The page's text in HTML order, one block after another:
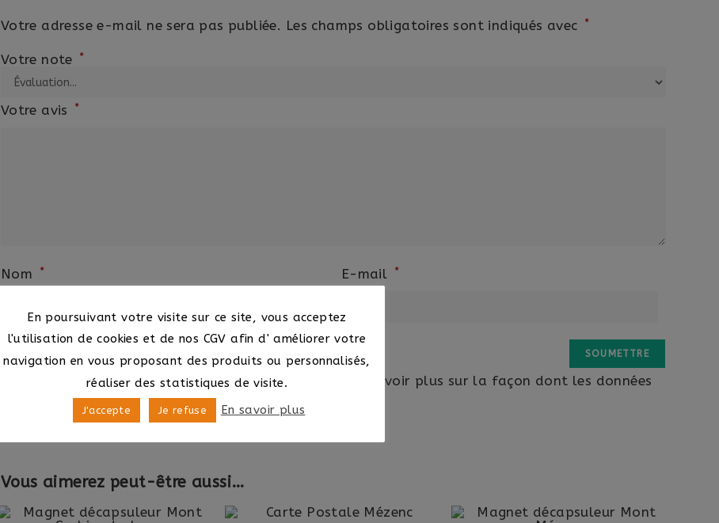
Votre adresse e-mail ne sera pas publiée. Les champs obligatoires sont indiqués avec *
Votre note *
Votre avis *
Nom * E-mail *
Ce site utilise Akismet pour réduire les indésirables.
En savoir plus sur la façon dont les données
de vos commentaires sont traitées
Vous aimerez peut-être aussi…
En poursuivant votre visite sur ce site, vous acceptez
l'utilisation de cookies et de nos CGV afin d' améliorer votre
navigation en vous proposant des produits ou personnalisés,
réaliser des statistiques de visite.
J'accepte Je refuse En savoir plus